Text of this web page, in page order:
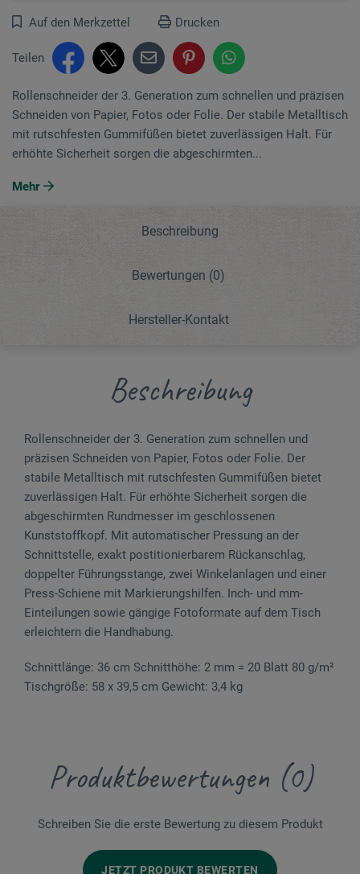
Auf den Merkzettel Drucken
Teilen
Rollenschneider der 3. Generation zum schnellen und präzisen
Schneiden von Papier, Fotos oder Folie. Der stabile Metalltisch
mit rutschfesten Gummifüßen bietet zuverlässigen Halt. Für
erhöhte Sicherheit sorgen die abgeschirmten...
Mehr
Beschreibung
Bewertungen (0)
Hersteller-Kontakt
Beschreibung
Rollenschneider der 3. Generation zum schnellen und
präzisen Schneiden von Papier, Fotos oder Folie. Der
stabile Metalltisch mit rutschfesten Gummifüßen bietet
zuverlässigen Halt. Für erhöhte Sicherheit sorgen die
abgeschirmten Rundmesser im geschlossenen
Kunststoffkopf. Mit automatischer Pressung an der
Schnittstelle, exakt postitionierbarem Rückanschlag,
doppelter Führungsstange, zwei Winkelanlagen und einer
Press-Schiene mit Markierungshilfen. Inch- und mm-
Einteilungen sowie gängige Fotoformate auf dem Tisch
erleichtern die Handhabung.
Schnittlänge: 36 cm Schnitthöhe: 2 mm = 20 Blatt 80 g/m²
Tischgröße: 58 x 39,5 cm Gewicht: 3,4 kg
Produktbewertungen (0)
Schreiben Sie die erste Bewertung zu diesem Produkt
JETZT PRODUKT BEWERTEN